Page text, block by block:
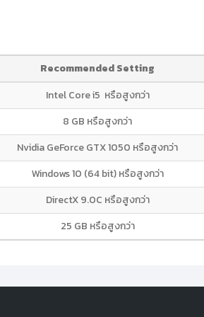
Recommended Setting
Intel Core i5 หรือสูงกว่า
8 GB หรือสูงกว่า
Nvidia GeForce GTX 1050 หรือสูงกว่า
Windows 10 (64 bit) หรือสูงกว่า
DirectX 9.0C หรือสูงกว่า
25 GB หรือสูงกว่า